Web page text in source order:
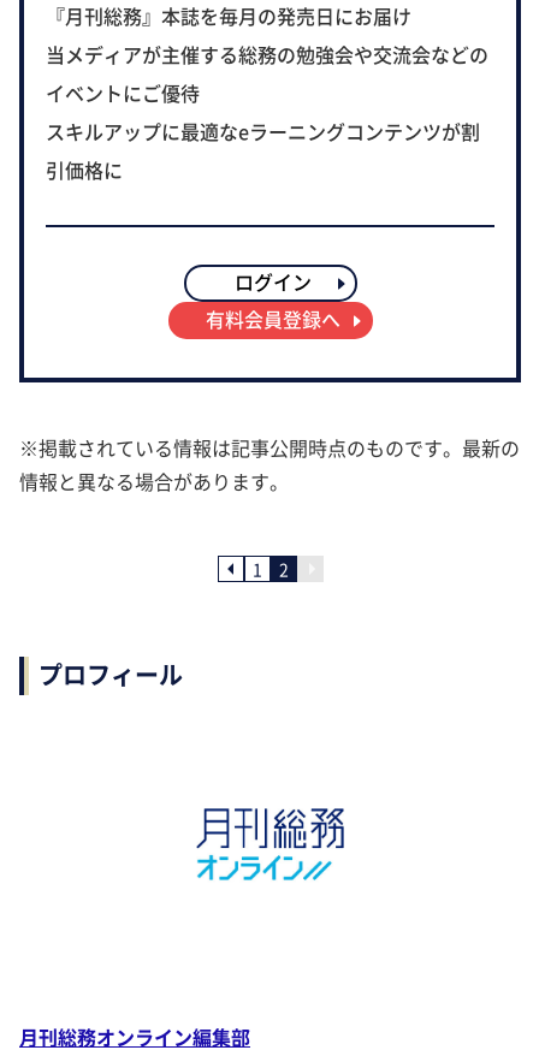
『月刊総務』本誌を毎月の発売日にお届け
当メディアが主催する総務の勉強会や交流会などの
イベントにご優待
スキルアップに最適なeラーニングコンテンツが割
引価格に
ログイン
有料会員登録へ
※掲載されている情報は記事公開時点のものです。最新の
情報と異なる場合があります。
1 2
プロフィール
月刊総務オンライン編集部